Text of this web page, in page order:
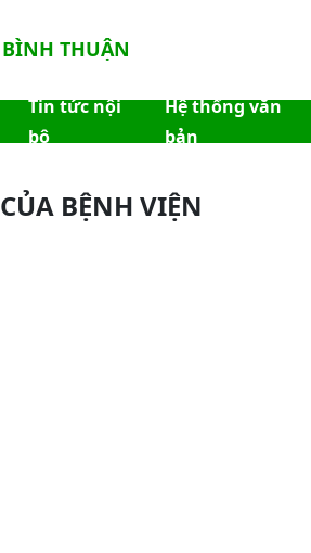
BÌNH THUẬN
Tin tức nội
bộ
Hệ thống văn
bản
BỆNH VIỆN